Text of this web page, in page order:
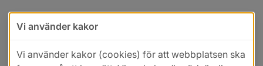
Vi använder kakor
Vi använder kakor (cookies) för att webbplatsen ska